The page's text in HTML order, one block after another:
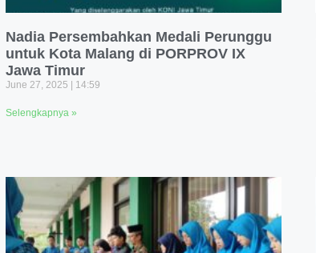
Nadia Persembahkan Medali Perunggu
untuk Kota Malang di PORPROV IX
Jawa Timur
June 27, 2025 14:59
Selengkapnya »